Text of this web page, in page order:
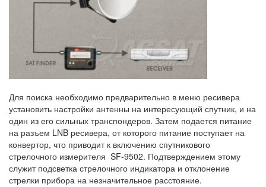
Для поиска необходимо предварительно в меню ресивера
установить настройки антенны на интересующий спутник, и на
один из его сильных транспондеров. Затем подается питание
на разъем LNB ресивера, от которого питание поступает на
конвертор, что приводит к включению спутникового
стрелочного измерителя SF-9502. Подтверждением этому
служит подсветка стрелочного индикатора и отклонение
стрелки прибора на незначительное расстояние.